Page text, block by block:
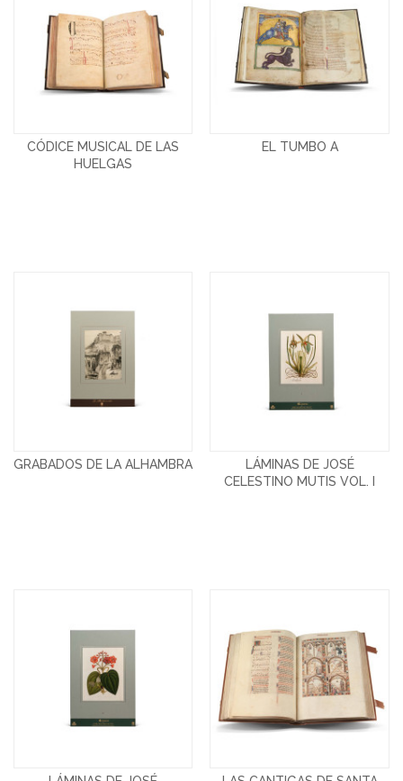
CÓDICE MUSICAL DE LAS
HUELGAS
EL TUMBO A
GRABADOS DE LA ALHAMBRA
LÁMINAS DE JOSÉ
CELESTINO MUTIS VOL. I